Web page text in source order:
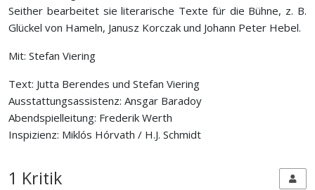
Seither bearbeitet sie literarische Texte für die Bühne, z. B.
Glückel von Hameln, Janusz Korczak und Johann Peter Hebel.
Mit: Stefan Viering
Text: Jutta Berendes und Stefan Viering
Ausstattungsassistenz: Ansgar Baradoy
Abendspielleitung: Frederik Werth
Inspizienz: Miklós Hórvath / H.J. Schmidt
1 Kritik